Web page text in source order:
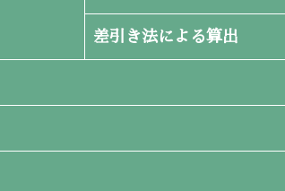
差引き法による算出